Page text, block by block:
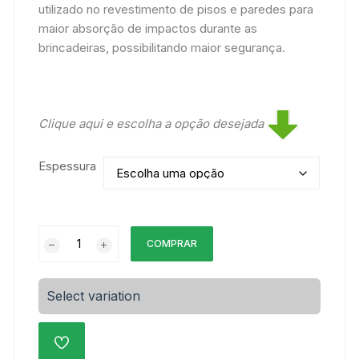
utilizado no revestimento de pisos e paredes para
maior absorção de impactos durante as
brincadeiras, possibilitando maior segurança.
Clique aqui e escolha a opção desejada
Espessura
Texturizado
Mat
52x52cm
sacola
COMPRAR
Select variation
ADICIONAR